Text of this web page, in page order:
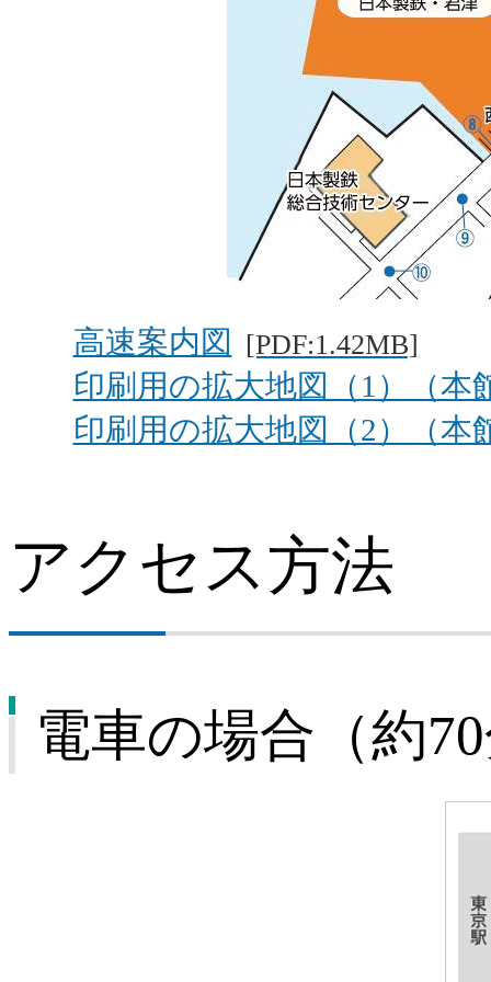
高速案内図 [PDF:1.42MB]
印刷用の拡大地図（1）（本
印刷用の拡大地図（2）（
アクセス方法
電車の場合（約